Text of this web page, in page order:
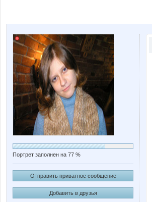
Портрет заполнен на 77 %
Отправить приватное сообщение
Добавить в друзья